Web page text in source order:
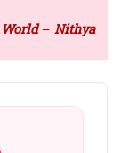
– Nithya